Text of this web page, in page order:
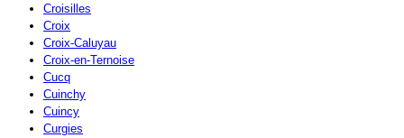
Croisilles
Croix
Croix-Caluyau
Croix-en-Ternoise
Cucq
Cuinchy
Cuincy
Curgies